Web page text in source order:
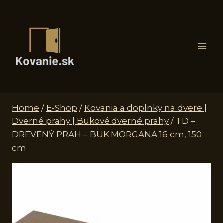
Home / E-Shop / Kovania a doplnky na dvere |
Dverné prahy | Bukové dverné prahy / TD –
DREVENÝ PRAH – BUK MORGANA 16 cm, 150
cm